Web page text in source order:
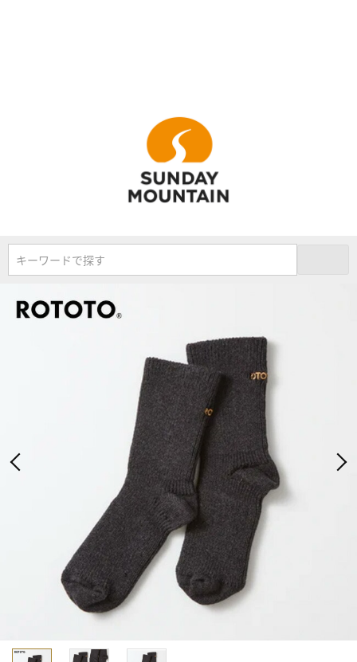
キーワードで探す